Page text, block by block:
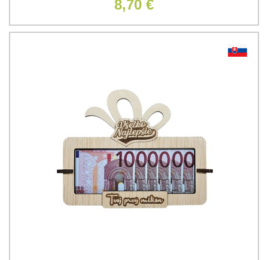
8,70 €